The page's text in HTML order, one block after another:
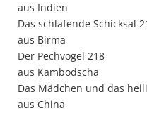
aus Indien
Das schlafende Schicksal
aus Birma
Der Pechvogel 218
aus Kambodscha
Das Mädchen und das
aus China